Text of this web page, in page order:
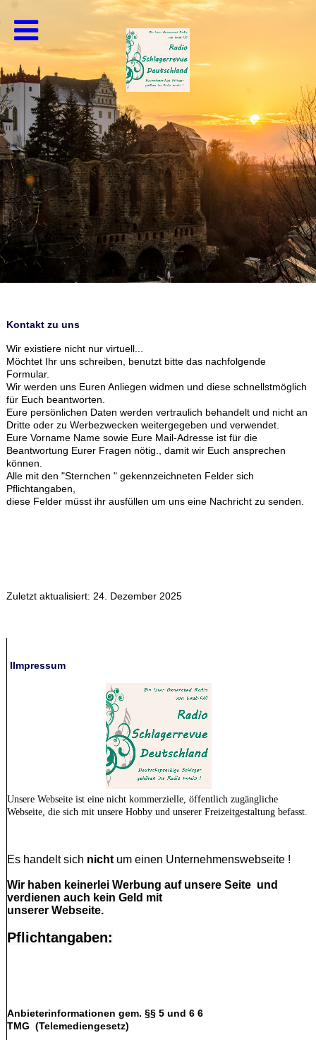
Kontakt zu uns
Wir existiere nicht nur virtuell...
Möchtet Ihr uns schreiben, benutzt bitte das nachfolgende
Formular.
Wir werden uns Euren Anliegen widmen und diese schnellstmöglich
für Euch beantworten.
Eure persönlichen Daten werden vertraulich behandelt und nicht an
Dritte oder zu Werbezwecken weitergegeben und verwendet.
Eure Vorname Name sowie Eure Mail-Adresse ist für die
Beantwortung Eurer Fragen nötig., damit wir Euch ansprechen
können.
Alle mit den "Sternchen " gekennzeichneten Felder sich
Pflichtangaben,
diese Felder müsst ihr ausfüllen um uns eine Nachricht zu senden.
Zuletzt aktualisiert: 24. Dezember 2025
IImpressum
Unsere Webseite ist eine nicht kommerzielle, öffentlich zugängliche
Webseite, die sich mit unsere Hobby und unserer Freizeitgestaltung befasst.
Es handelt sich nicht um einen Unternehmenswebseite !
Wir haben keinerlei Werbung auf unsere Seite und
verdienen auch kein Geld mit
unserer Webseite.
Pflichtangaben:
Anbieterinformationen gem. §§ 5 und 6 6
TMG (Telemediengesetz)